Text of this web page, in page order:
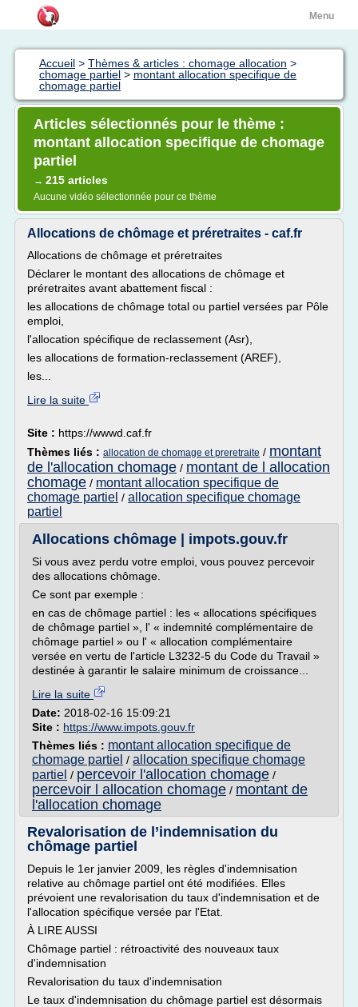
Menu
Accueil > Thèmes & articles : chomage allocation >
chomage partiel > montant allocation specifique de
chomage partiel
Articles sélectionnés pour le thème :
montant allocation specifique de chomage
partiel
→ 215 articles
Aucune vidéo sélectionnée pour ce thème
Allocations de chômage et préretraites - caf.fr
Allocations de chômage et préretraites
Déclarer le montant des allocations de chômage et
préretraites avant abattement fiscal :
les allocations de chômage total ou partiel versées par Pôle
emploi,
l'allocation spécifique de reclassement (Asr),
les allocations de formation-reclassement (AREF),
les...
Lire la suite
Site : https://wwwd.caf.fr
Thèmes liés : allocation de chomage et preretraite / montant
de l'allocation chomage / montant de l allocation
chomage / montant allocation specifique de
chomage partiel / allocation specifique chomage
partiel
Allocations chômage | impots.gouv.fr
Si vous avez perdu votre emploi, vous pouvez percevoir
des allocations chômage.
Ce sont par exemple :
en cas de chômage partiel : les « allocations spécifiques
de chômage partiel », l' « indemnité complémentaire de
chômage partiel » ou l' « allocation complémentaire
versée en vertu de l'article L3232-5 du Code du Travail »
destinée à garantir le salaire minimum de croissance...
Lire la suite
Date: 2018-02-16 15:09:21
Site : https://www.impots.gouv.fr
Thèmes liés : montant allocation specifique de
chomage partiel / allocation specifique chomage
partiel / percevoir l'allocation chomage /
percevoir l allocation chomage / montant de
l'allocation chomage
Revalorisation de l’indemnisation du
chômage partiel
Depuis le 1er janvier 2009, les règles d'indemnisation
relative au chômage partiel ont été modifiées. Elles
prévoient une revalorisation du taux d'indemnisation et de
l'allocation spécifique versée par l'Etat.
À LIRE AUSSI
Chômage partiel : rétroactivité des nouveaux taux
d'indemnisation
Revalorisation du taux d'indemnisation
Le taux d'indemnisation du chômage partiel est désormais